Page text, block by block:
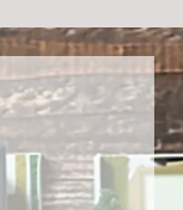
忘れず、
であり続
りますよ
。